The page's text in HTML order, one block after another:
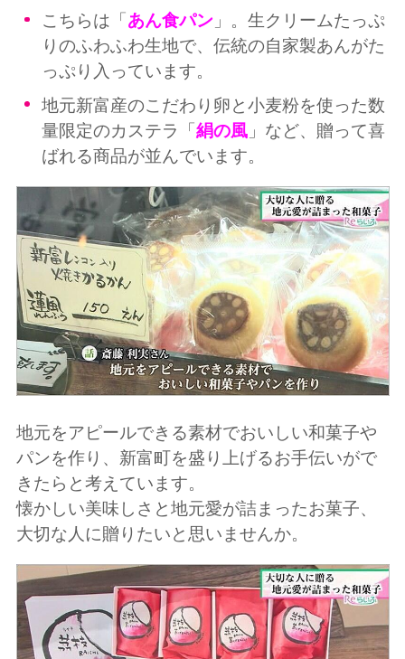
こちらは「あん食パン 」。生クリームたっぷ
りのふわふわ生地で、伝統の自家製あんがた
っぷり入っています。
地元新富産のこだわり卵と小麦粉を使った数
量限定のカステラ「絹の風 」など、贈って喜
ばれる商品が並んでいます。
地元をアピールできる素材でおいしい和菓子や
パンを作り、新富町を盛り上げるお手伝いがで
きたらと考えています。
懐かしい美味しさと地元愛が詰まったお菓子、
大切な人に贈りたいと思いませんか。